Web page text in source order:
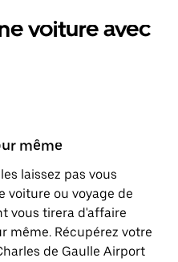
voiture avec
même
laissez pas vous
voiture ou voyage de
vous tirera d'affaire
même. Récupérez votre
de Gaulle Airport